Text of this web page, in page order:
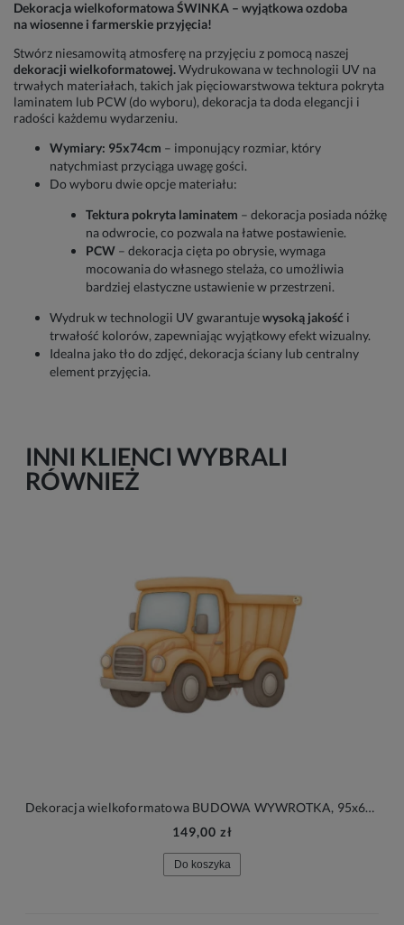
Dekoracja wielkoformatowa ŚWINKA – wyjątkowa ozdoba
na wiosenne i farmerskie przyjęcia!
Stwórz niesamowitą atmosferę na przyjęciu z pomocą naszej
dekoracji wielkoformatowej.Wydrukowana w technologii UV na
trwałych materiałach, takich jak pięciowarstwowa tektura pokryta
laminatem lub PCW (do wyboru), dekoracja ta doda elegancji i
radości każdemu wydarzeniu.
Wymiary: 95x74cm – imponujący rozmiar, który
natychmiast przyciąga uwagę gości.
Do wyboru dwie opcje materiału:
Tektura pokryta laminatem – dekoracja posiada nóżkę
na odwrocie, co pozwala na łatwe postawienie.
PCW – dekoracja cięta po obrysie, wymaga
mocowania do własnego stelaża, co umożliwia
bardziej elastyczne ustawienie w przestrzeni.
Wydruk w technologii UV gwarantujewysoką jakość i
trwałość kolorów, zapewniając wyjątkowy efekt wizualny.
Idealna jako tło do zdjęć, dekoracja ściany lub centralny
element przyjęcia.
INNI KLIENCI WYBRALI
RÓWNIEŻ
Dekoracja wielkoformatowa BUDOWA WYWROTKA, 95x64cm
149,00 zł
Do koszyka